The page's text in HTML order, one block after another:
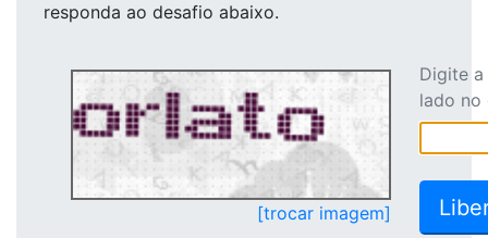
responda ao desafio abaixo.
[trocar imagem]
Digite
lado no